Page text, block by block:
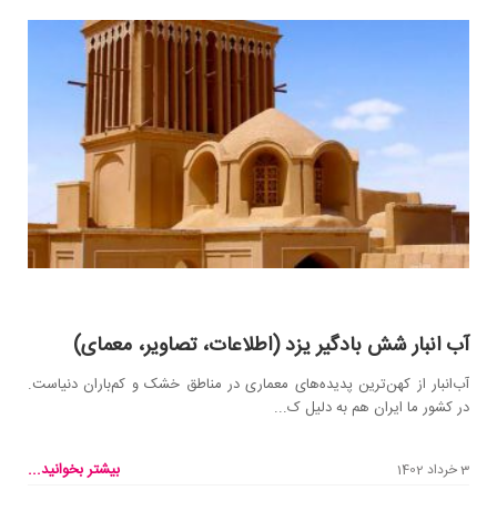
آب انبار شش بادگیر یزد (اطلاعات، تصاویر، معمای)
آب‌انبار از کهن‌ترین پدید‌ه‌های معماری در مناطق خشک و کم‌باران دنیاست.
در کشور ما ایران هم به دلیل ک...
3 خرداد 1402 بیشتر بخوانید...